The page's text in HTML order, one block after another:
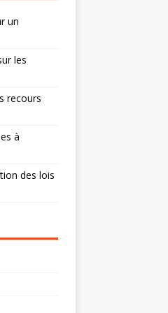
un
les
recours
à
des lois